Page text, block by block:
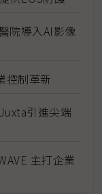
院導入AI影像
控制革新
引進尖端
主打企業